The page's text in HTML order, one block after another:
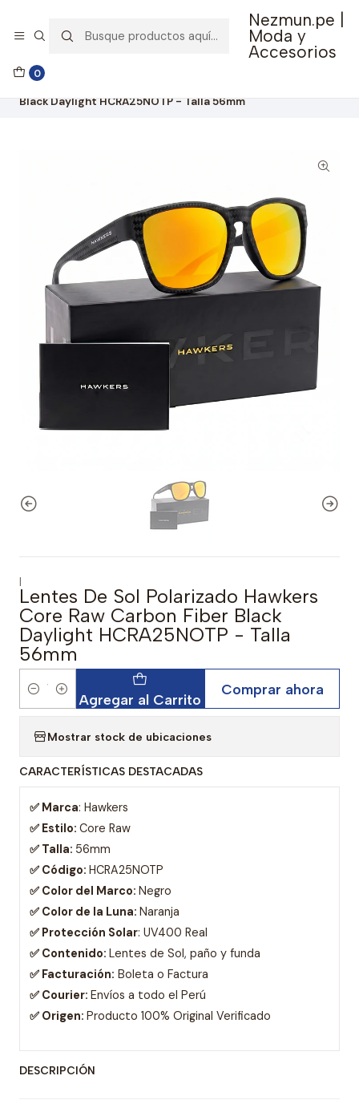
Nezmun.pe |
Moda y
Accesorios
0
🚚 Envío GRATIS por compras mayores a S/ 150
Black Daylight HCRA25NOTP - Talla 56mm
|
Lentes De Sol Polarizado Hawkers
Core Raw Carbon Fiber Black
Daylight HCRA25NOTP - Talla
56mm
Cantidad Agregar al Carrito
Comprar ahora
Mostrar stock de ubicaciones
CARACTERÍSTICAS DESTACADAS
✅ Marca: Hawkers
✅ Estilo: Core Raw
✅ Talla: 56mm
✅ Código: HCRA25NOTP
✅ Color del Marco: Negro
✅ Color de la Luna: Naranja
✅ Protección Solar: UV400 Real
✅ Contenido: Lentes de Sol, paño y funda
✅ Facturación: Boleta o Factura
✅ Courier: Envíos a todo el Perú
✅ Origen: Producto 100% Original Verificado
DESCRIPCIÓN